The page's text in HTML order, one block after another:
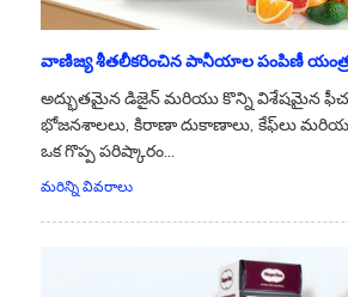
వాణిజ్య శీతలీకరించిన పానీయాల పంపిణీ
అద్భుతమైన డిజైన్ మరియు కొన్ని విశేషమైన
భోజనశాలలు, కిరాణా దుకాణాలు, కేఫ్‌లు
ఒక గొప్ప పరిష్కారం...
మరిన్ని వివరాలు